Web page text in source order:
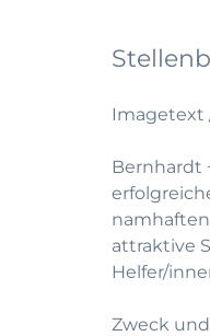
Imagetext
Bernhardt
attraktive
Helfer/
Zweck